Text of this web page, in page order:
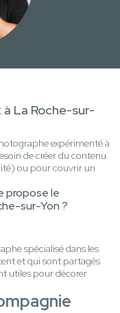
La Roche-sur-
expérimenté à
de créer du contenu
ou pour couvrir un
propose le
sur-Yon ?
spécialisé dans les
et qui sont partagés
utiles pour décorer